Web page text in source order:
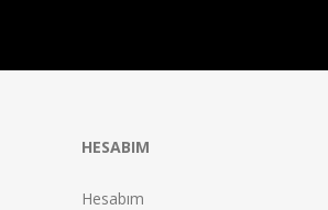
HESABIM
Hesabım